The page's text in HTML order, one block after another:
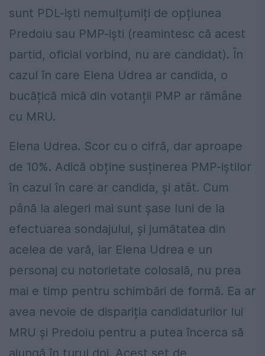
sunt PDL-iști nemulțumiți de opțiunea
Predoiu sau PMP-iști (reamintesc că acest
partid, oficial vorbind, nu are candidat). În
cazul în care Elena Udrea ar candida, o
bucățică mică din votanții PMP ar rămâne
cu MRU.
Elena Udrea. Scor cu o cifră, dar aproape
de 10%. Adică obține susținerea PMP-iștilor
în cazul în care ar candida, și atât. Cum
până la alegeri mai sunt șase luni de la
efectuarea sondajului, și jumătatea din
acelea de vară, iar Elena Udrea e un
personaj cu notorietate colosală, nu prea
mai e timp pentru schimbări de formă. Ea ar
avea nevoie de dispariția candidaturilor lui
MRU și Predoiu pentru a putea încerca să
ajungă în turul doi. Acest set de